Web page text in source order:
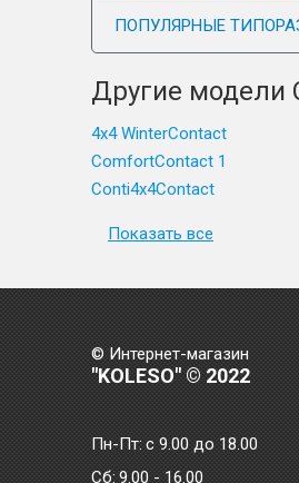
ПОПУЛЯРНЫЕ
Другие модели
4x4 WinterContact
ComfortContact 1
Conti4x4Contact
Показать все
© Интернет-магазин
"KOLESO" © 2022
Пн-Пт:с 9.00 до 18.00
Сб: 9.00 - 16.00